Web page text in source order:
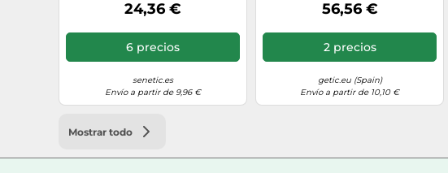
24,36 €
6 precios
senetic.es
Envío a partir de 9,96 €
Repeater & PoE splitter,
outdoor enclosure
56,56 €
2 precios
getic.eu (Spain)
Envío a partir de 10,10 €
Mostrar todo